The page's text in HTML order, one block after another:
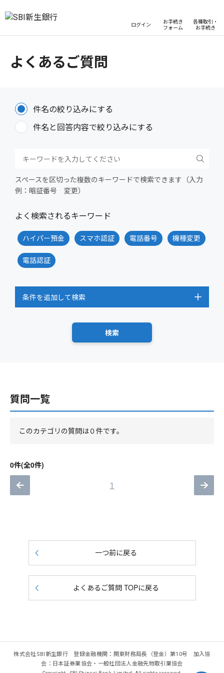
ログイン
お手続き
フォーム
各種取引・
お手続き
よくあるご質問
件名の絞り込みにする
件名と回答内容で絞り込みにする
スペースを区切った複数のキーワードで検索できます（入力
例：暗証番号 変更）
よく検索されるキーワード
ハイパー預金 スマホ認証 電話番号 機種変更
電話認証
条件を追加して検索
質問一覧
このカテゴリの質問は０件です。
0件(全0件)
１
一つ前に戻る
よくあるご質問 TOPに戻る
株式会社SBI新生銀行 登録金融機関：関東財務局長（登金）第10号 加入協
会：日本証券業協会・一般社団法人金融先物取引業協会